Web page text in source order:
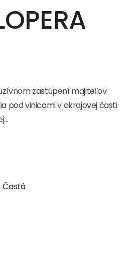
zastúpení majiteľov
pod vinicami v okrajovej časti
Častá